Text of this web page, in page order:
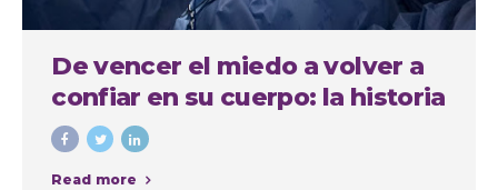
De vencer el miedo a volver a
confiar en su cuerpo: la historia
de Anna, paciente
internacional en Medellín
Read more